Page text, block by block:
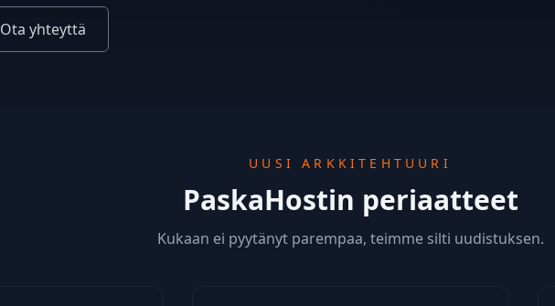
Ota yhteyttä
UUSI ARKKITEHTUURI
PaskaHostin periaatteet
Kukaan ei pyytänyt parempaa, teimme silti uudistuksen.